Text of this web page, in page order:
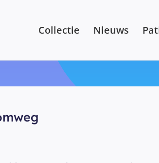
Collectie Nieuws